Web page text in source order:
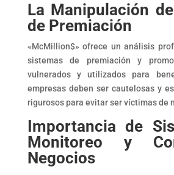
La Manipulación
de Premiación
«McMillion$» ofrece un análisis
sistemas de premiación y
vulnerados y utilizados para
empresas deben ser cautelosas y
rigurosos para evitar ser víctimas de
Importancia de
Monitoreo y
Negocios